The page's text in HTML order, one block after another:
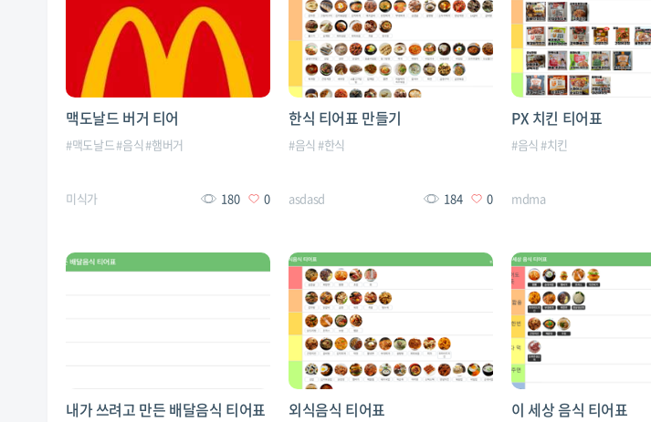
맥도날드 버거 티어
#맥도날드#음식#햄버거
미식가 180 0
한식 티어표 만들기
#음식 #한식
asdasd 184 0
PX 치킨 티어표
#음식 #치킨
mdma
내가 쓰려고 만든 배달음식 티어표 외식음식 티어표 이 세상 음식 티어표